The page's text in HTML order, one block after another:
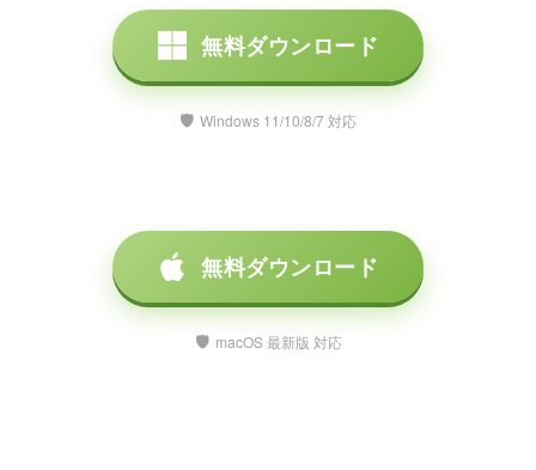
無料ダウンロード
Windows 11/10/8/7 対応
無料ダウンロード
macOS 最新版 対応